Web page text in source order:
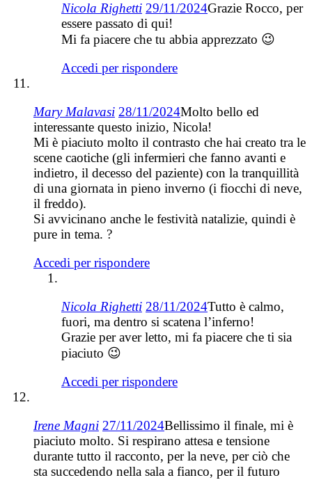
Nicola Righetti 29/11/2024Grazie Rocco, per
essere passato di qui!
Mi fa piacere che tu abbia apprezzato 😉
Accedi per rispondere
Mary Malavasi 28/11/2024Molto bello ed
interessante questo inizio, Nicola!
Mi è piaciuto molto il contrasto che hai creato tra le
scene caotiche (gli infermieri che fanno avanti e
indietro, il decesso del paziente) con la tranquillità
di una giornata in pieno inverno (i fiocchi di neve,
il freddo).
Si avvicinano anche le festività natalizie, quindi è
pure in tema. ?
Accedi per rispondere
Nicola Righetti 28/11/2024Tutto è calmo,
fuori, ma dentro si scatena l’inferno!
Grazie per aver letto, mi fa piacere che ti sia
piaciuto 😉
Accedi per rispondere
Irene Magni 27/11/2024Bellissimo il finale, mi è
piaciuto molto. Si respirano attesa e tensione
durante tutto il racconto, per la neve, per ciò che
sta succedendo nella sala a fianco, per il futuro